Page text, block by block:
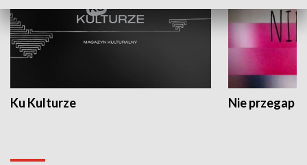
Ku Kulturze Nie przegap